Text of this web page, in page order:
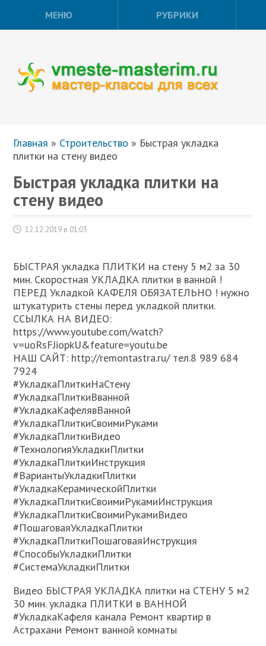
МЕНЮ РУБРИКИ
Главная » Строительство » Быстрая укладка
плитки на стену видео
Быстрая укладка плитки на
стену видео
12.12.2019 в 01:03
БЫСТРАЯ укладка ПЛИТКИ на стену 5 м2 за 30
мин. Скоростная УКЛАДКА плитки в ванной !
ПЕРЕД Укладкой КАФЕЛЯ ОБЯЗАТЕЛЬНО ! нужно
штукатурить стены перед укладкой плитки.
ССЫЛКА НА ВИДЕО:
https://www.youtube.com/watch?
v=uoRsFJiopkU&feature=youtu.be
НАШ САЙТ: http://remontastra.ru/ тел.8 989 684
7924
#УкладкаПлиткиНаСтену
#УкладкаПлиткиВванной
#УкладкаКафелявВанной
#УкладкаПлиткиСвоимиРуками
#УкладкаПлиткиВидео
#ТехнологияУкладкиПлитки
#УкладкаПлиткиИнструкция
#ВариантыУкладкиПлитки
#УкладкаКерамическойПлитки
#УкладкаПлиткиСвоимиРукамиИнструкция
#УкладкаПлиткиСвоимиРукамиВидео
#ПошаговаяУкладкаПлитки
#УкладкаПлиткиПошаговаяИнструкция
#СпособыУкладкиПлитки
#СистемаУкладкиПлитки
Видео БЫСТРАЯ УКЛАДКА плитки на СТЕНУ 5 м2
30 мин. укладка ПЛИТКИ в ВАННОЙ
#УкладкаКафеля канала Ремонт квартир в
Астрахани Ремонт ванной комнаты